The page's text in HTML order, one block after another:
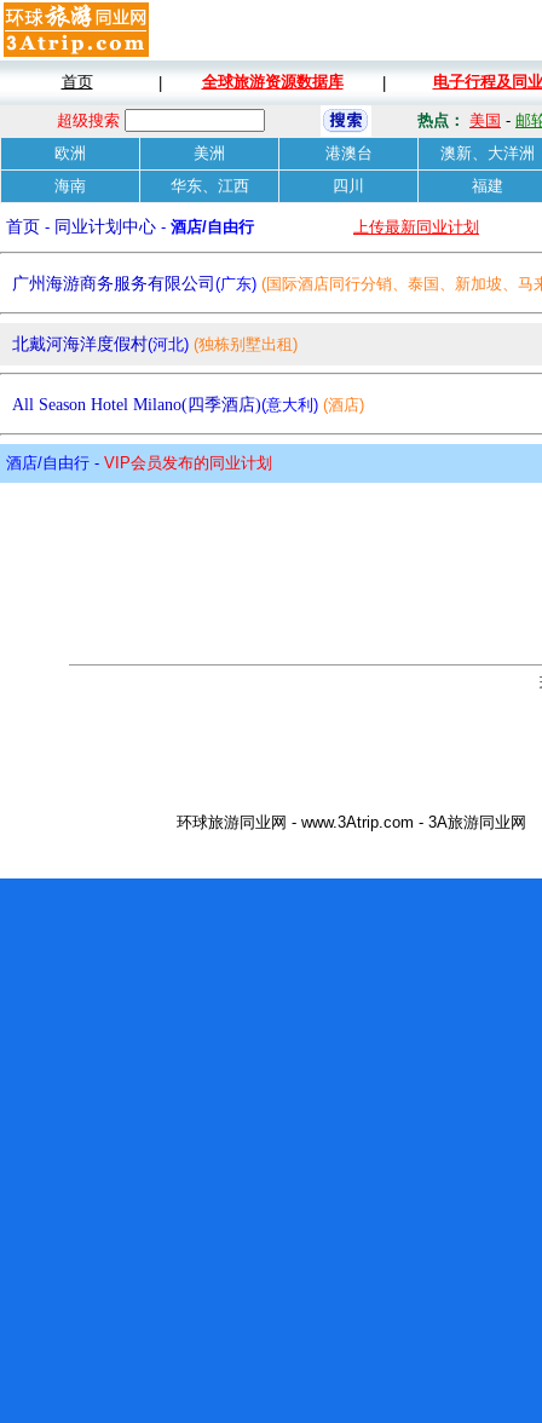
首页 全球旅游资源数据库 电子行程及同
超级搜索 热点： 美国 - 邮
欧洲
美洲 港澳台
澳新、大洋洲
海南
华东、江西 四川 福建
首页 - 同业计划中心 - 酒店/自由行 上传最新同业计划
广州海游商务服务有限公司 (广东) (国际酒店同行分销、泰国、新加坡、马
北戴河海洋度假村(河北) (独栋别墅出租)
All Season Hotel Milano(四季酒店)(意大利) (酒店)
酒店/自由行 - VIP会员发布的同业计划
环球旅游同业网 - www.3Atrip.com - 3A旅游同